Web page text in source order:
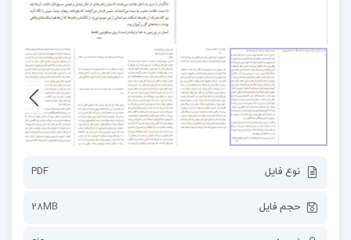
نوع فایل PDF
حجم فایل 28MB